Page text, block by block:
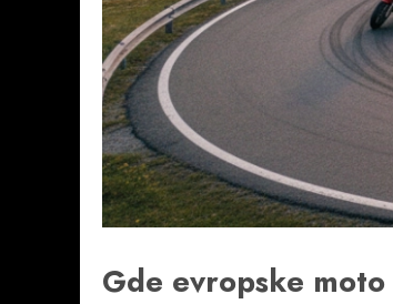
Gde evropske